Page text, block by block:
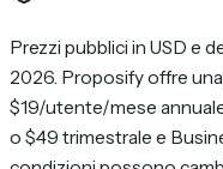
Prezzi pubblici in USD e
2026. Proposify offre una
$19/utente/mese
o $49 trimestrale e